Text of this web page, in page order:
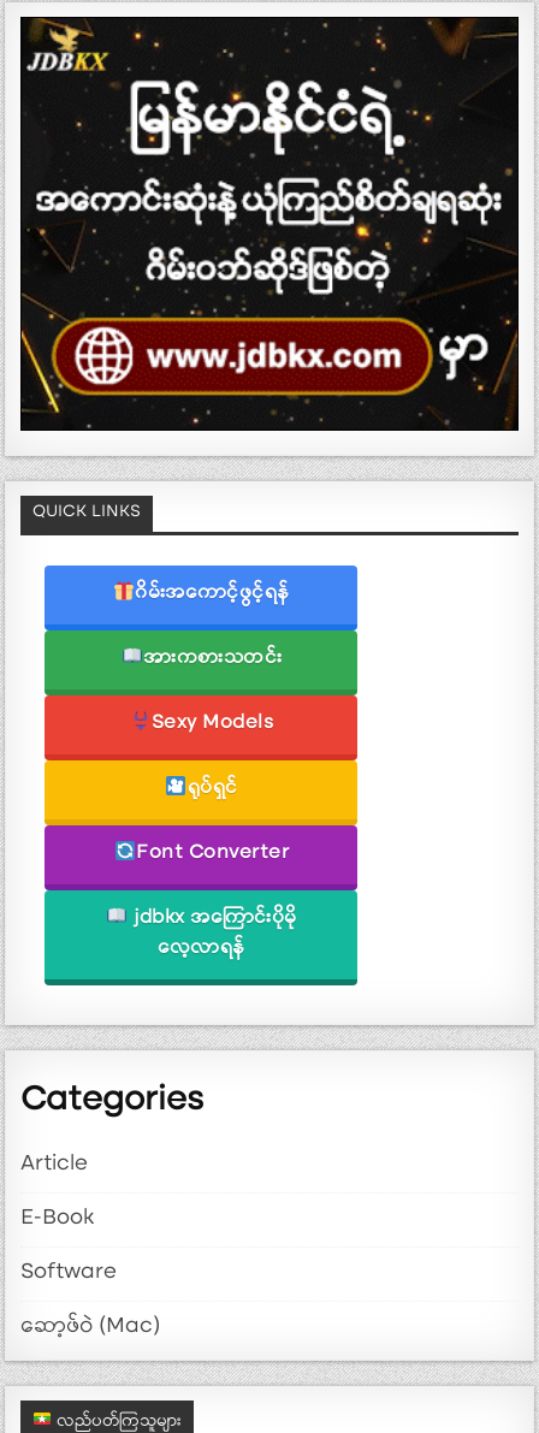
QUICK LINKS
ဂိမ်းအကောင့်ဖွင့်ရန်
အားကစားသတင်း
Sexy Models
ရုပ်ရှင်
Font Converter
jdbkx အကြောင်းပိုမို
လေ့လာရန်
Categories
Article
E-Book
Software
ဆော့ဖ်ဝဲ (Mac)
လည်ပတ်ကြသူများ